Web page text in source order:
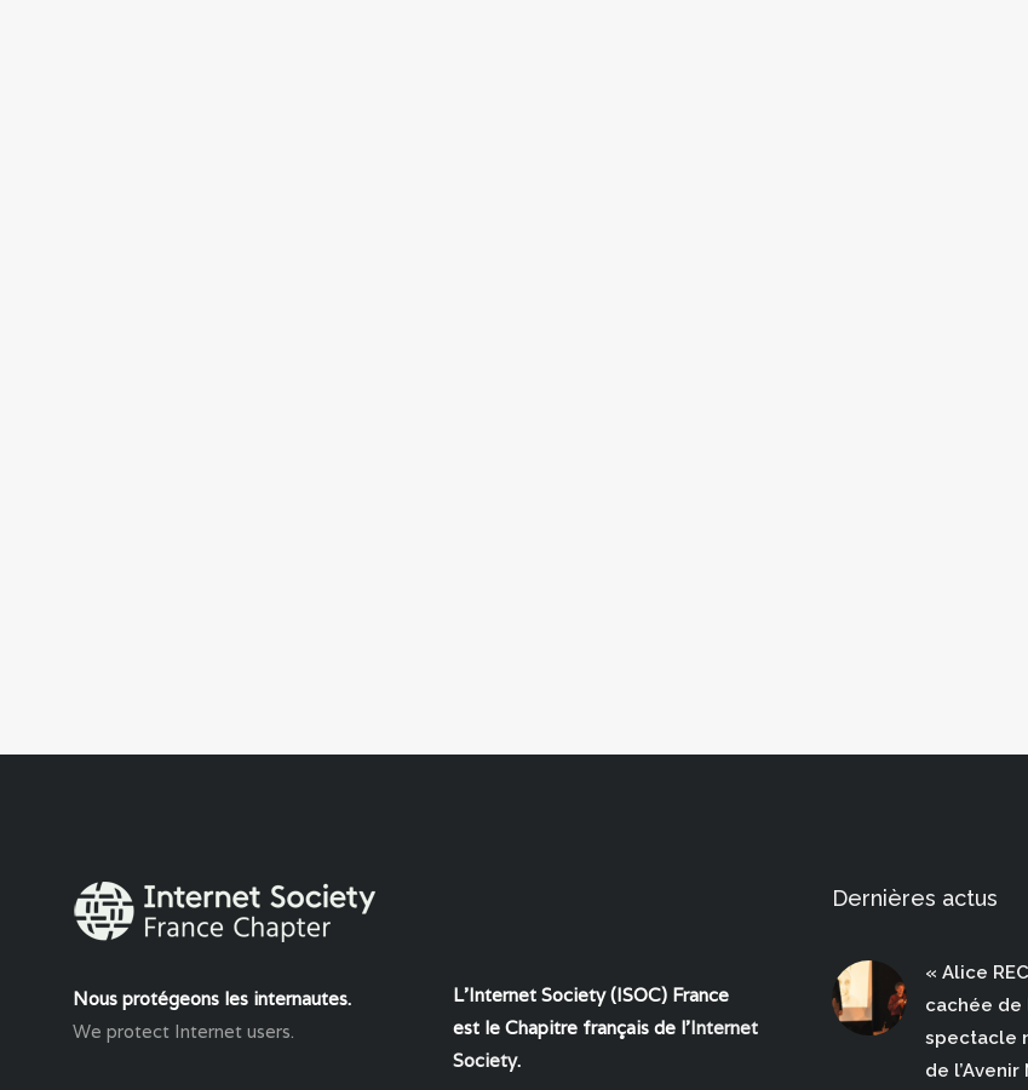
Nous protégeons les internautes.
We protect Internet users.
L'Internet Society (ISOC) France
est le Chapitre français de l'Internet
Society.
Dernières actus
« Alice
cachée de
spectacle
de